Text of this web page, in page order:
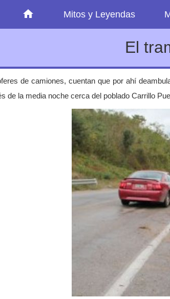
Mitos y Leyendas
El
de camiones, cuentan que por ahí
de la media noche cerca del poblado Carrillo